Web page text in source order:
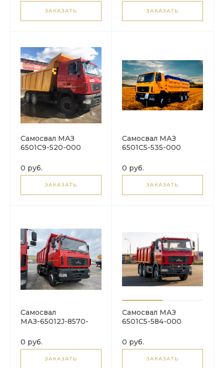
ЗАКАЗАТЬ ЗАКАЗАТЬ
Самосвал МАЗ
6501C9-520-000
0 руб.
ЗАКАЗАТЬ
Самосвал МАЗ
6501C5-535-000
0 руб.
ЗАКАЗАТЬ
Самосвал
МАЗ-65012J-8570-
0 руб.
ЗАКАЗАТЬ
Самосвал МАЗ
6501C5-584-000
0 руб.
ЗАКАЗАТЬ